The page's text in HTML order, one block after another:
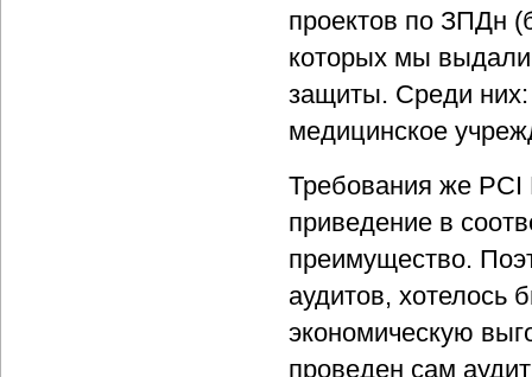
проектов по ЗПДн
которых мы выдали
защиты. Среди них:
медицинское
Требования же PCI
приведение в
преимущество.
аудитов, хотелось
экономическую
проведен сам